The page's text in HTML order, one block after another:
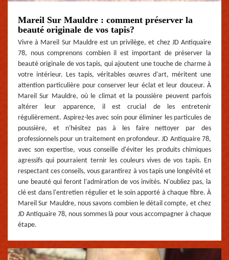
Mareil Sur Mauldre : comment préserver la
beauté originale de vos tapis?
Vivre à Mareil Sur Mauldre est un privilège, et chez JD Antiquaire
78, nous comprenons combien il est important de préserver la
beauté originale de vos tapis, qui ajoutent une touche de charme à
votre intérieur. Les tapis, véritables œuvres d'art, méritent une
attention particulière pour conserver leur éclat et leur douceur. À
Mareil Sur Mauldre, où le climat et la poussière peuvent parfois
altérer leur apparence, il est crucial de les entretenir
régulièrement. Aspirez-les avec soin pour éliminer les particules de
poussière, et n'hésitez pas à les faire nettoyer par des
professionnels pour un traitement en profondeur. JD Antiquaire 78,
avec son expertise, vous conseille d'éviter les produits chimiques
agressifs qui pourraient ternir les couleurs vives de vos tapis. En
respectant ces conseils, vous garantirez à vos tapis une longévité et
une beauté qui feront l'admiration de vos invités. N'oubliez pas, la
clé est dans l'entretien régulier et le soin apporté à chaque fibre. À
Mareil Sur Mauldre, nous savons combien le détail compte, et chez
JD Antiquaire 78, nous sommes là pour vous accompagner à chaque
étape.